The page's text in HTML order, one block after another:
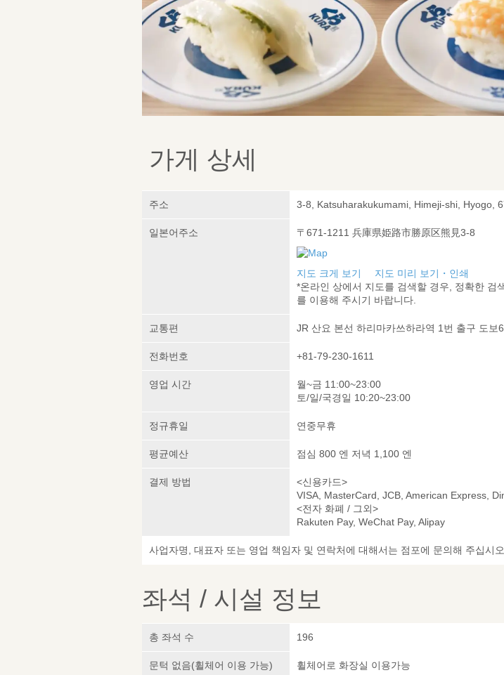
가게 상세
주소 3-8, Katsuharakukumami, Himeji-shi, Hyogo,
일본어주소 〒671-1211 兵庫県姫路市勝原区熊見3-8
지도 크게 보기
지도 미리 보기・인쇄
*온라인 상에서 지도를 검색할 경우, 정확한 검
를 이용해 주시기 바랍니다.
교통편 JR 산요 본선 하리마카쓰하라역 1번 출구 도보
전화번호 +81-79-230-1611
영업 시간
월~금 11:00~23:00
토/일/국경일 10:20~23:00
정규휴일 연중무휴
평균예산 점심 800 엔 저녁 1,100 엔
결제 방법
<신용카드>
VISA, MasterCard, JCB, American Express,
<전자 화폐 / 그외>
Rakuten Pay, WeChat Pay, Alipay
사업자명, 대표자 또는 영업 책임자 및 연락처에 대해서는 점포에 문의해 주십시
좌석 / 시설 정보
총 좌석 수 196
문턱 없음(휠체어 이용 가능) 휠체어로 화장실 이용가능